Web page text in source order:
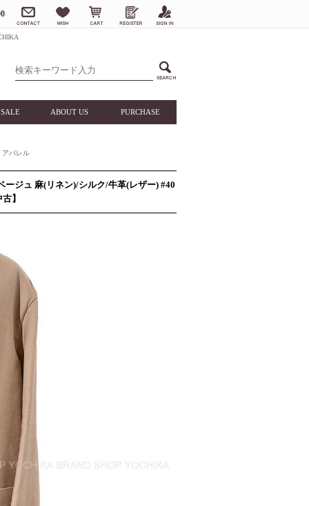
SALE ABOUT US PURCHASE
アパレル
ジュ 麻(リネン)/シルク/牛革(レザー) #40
】